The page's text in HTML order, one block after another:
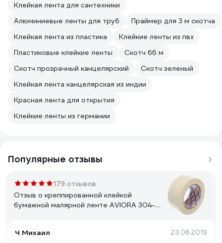
Клейкая лента для сантехники
Алюминиевые ленты для труб
Праймер для 3 м скотча
Клейкая лента из пластика
Клейкие ленты из пвх
Пластиковые клейкие ленты
Скотч 66 м
Скотч прозрачный канцелярский
Скотч зеленый
Клейкая лента канцелярская из индии
Красная лента для открытия
Клейкие ленты из германии
Популярные отзывы
179 отзывов
Отзыв о креппированной клейкой
бумажной малярной ленте AVIORA 304-
Ч Михаил
23.06.2019